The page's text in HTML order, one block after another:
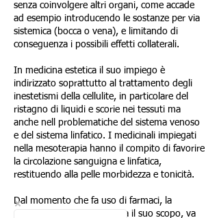
senza coinvolgere altri organi, come accade
ad esempio introducendo le sostanze per via
sistemica (bocca o vena), e limitando di
conseguenza i possibili effetti collaterali.
In medicina estetica il suo impiego è
indirizzato soprattutto al trattamento degli
inestetismi della cellulite, in particolare del
ristagno di liquidi e scorie nei tessuti ma
anche nell problematiche del sistema venoso
e del sistema linfatico. I medicinali impiegati
nella mesoterapia hanno il compito di favorire
la circolazione sanguigna e linfatica,
restituendo alla pelle morbidezza e tonicità.
Dal momento che fa uso di farmaci, la
mesoterapia, qualunque sia il suo scopo, va